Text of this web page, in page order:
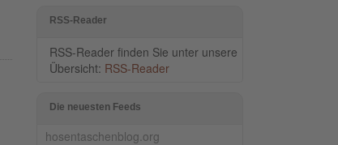
RSS-Reader
RSS-Reader finden Sie unter unsere
Übersicht: RSS-Reader
Die neuesten Feeds
hosentaschenblog.org